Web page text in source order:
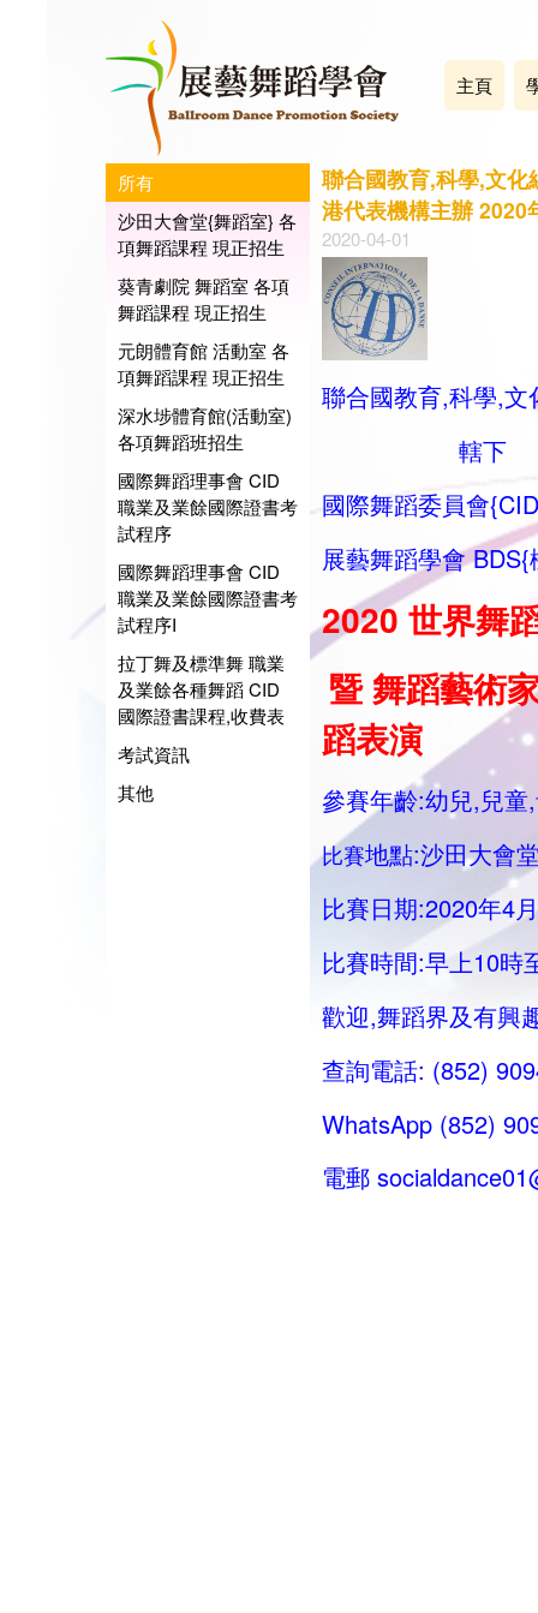
主頁
所有
沙田大會堂{舞蹈室} 各
項舞蹈課程 現正招生
葵青劇院 舞蹈室 各項
舞蹈課程 現正招生
元朗體育館 活動室 各
項舞蹈課程 現正招生
深水埗體育館(活動室)
各項舞蹈班招生
國際舞蹈理事會 CID
職業及業餘國際證書考
試程序
國際舞蹈理事會 CID
職業及業餘國際證書考
試程序I
拉丁舞及標準舞 職業
及業餘各種舞蹈 CID
國際證書課程,收費表
考試資訊
其他
聯合國教育,科學,文
港代表機構主辦 2020
2020-04-01
聯合國教育,科學,文
轄下
國際舞蹈委員會
展藝舞蹈學會
2020 世界舞
暨 舞蹈藝術
蹈表演
參賽年齡:幼兒,兒童
比賽地點:沙田大會
比賽日期:2020年4
比賽時間:早上10時
歡迎,舞蹈界及有興
查詢電話: (852)
WhatsApp (852)
電郵